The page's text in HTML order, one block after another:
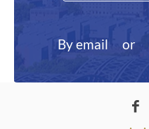
By email or